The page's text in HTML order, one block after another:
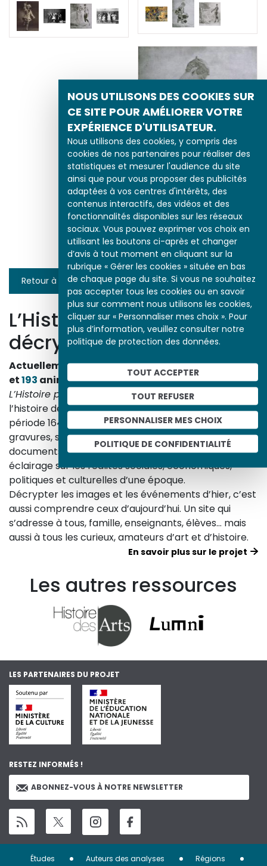
NOUS UTILISONS DES COOKIES SUR
CE SITE POUR AMÉLIORER VOTRE
EXPÉRIENCE D'UTILISATEUR.
Nous utilisons des cookies, y compris des
cookies de nos partenaires pour réaliser des
statistiques et mesurer l'audience du site
ainsi que pour vous proposer des publicités
adaptées à vos centres d'intérêts, des
contenus interactifs, des vidéos et des
fonctionnalités disponibles sur les réseaux
sociaux. Vous pouvez exprimer vos choix en
utilisant les boutons ci-après et changer
d’avis à tout moment en cliquant sur la
rubrique « Gérer les cookies » située en bas
de chaque page du site. Si vous ne souhaitez
pas accepter tous les cookies ou en savoir
plus sur comment nous utilisons les cookies,
cliquer sur « Personnaliser mes choix ». Pour
plus d’information, veuillez consulter notre
politique de protection des données.
TOUT ACCEPTER
TOUT REFUSER
PERSONNALISER MES CHOIX
POLITIQUE DE CONFIDENTIALITÉ
L’Après-Midi d’un
Faune de Nijinski
Retour à la liste
L’Histoire par l’image
décrypte l’histoire
Actuellement en ligne3153œuvres,1748études
et193 animations.
L’Histoire par l’image
explore les événements de
l’histoire de France et les évolutions majeures de la
période 1643-1945. À travers des peintures, dessins,
gravures, sculptures, photographies, affiches,
documents d’archives, nos études proposent un
éclairage sur les réalités sociales, économiques,
politiques et culturelles d’une époque.
Décrypter les images et les événements d’hier, c’est
aussi comprendre ceux d’aujourd’hui. Un site qui
s’adresse à tous, famille, enseignants, élèves… mais
aussi à tous les curieux, amateurs d’art et d’histoire.
En savoir plus sur le projet
Les autres ressources
LES PARTENAIRES DU PROJET
RESTEZ INFORMÉS !
ABONNEZ-VOUS À NOTRE NEWSLETTER
Menu
Études Auteurs des analyses Régions